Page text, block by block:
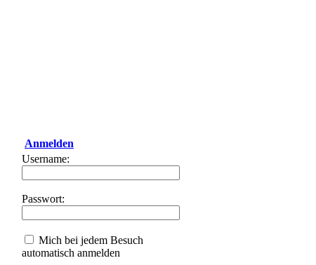
Anmelden
Username:
Passwort:
Mich bei jedem Besuch
automatisch anmelden